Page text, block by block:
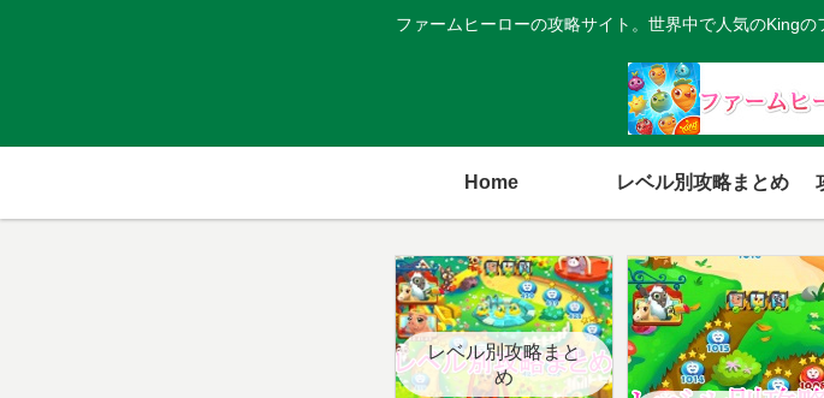
ファームヒーローの攻略サイト。世界中で人気のKing
Home レベル別攻略まとめ
レベル別攻略まと
め